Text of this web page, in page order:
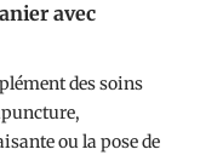
avec
des soins
ou la pose de